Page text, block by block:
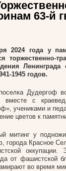
63-й
2024 года у
торжественно-
1945 годов.
Дудергоф
вместе с
учениками и
цветов к
митинг у
города Красное
оккупации.
от фашистской
во время